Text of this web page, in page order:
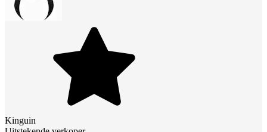
Kinguin